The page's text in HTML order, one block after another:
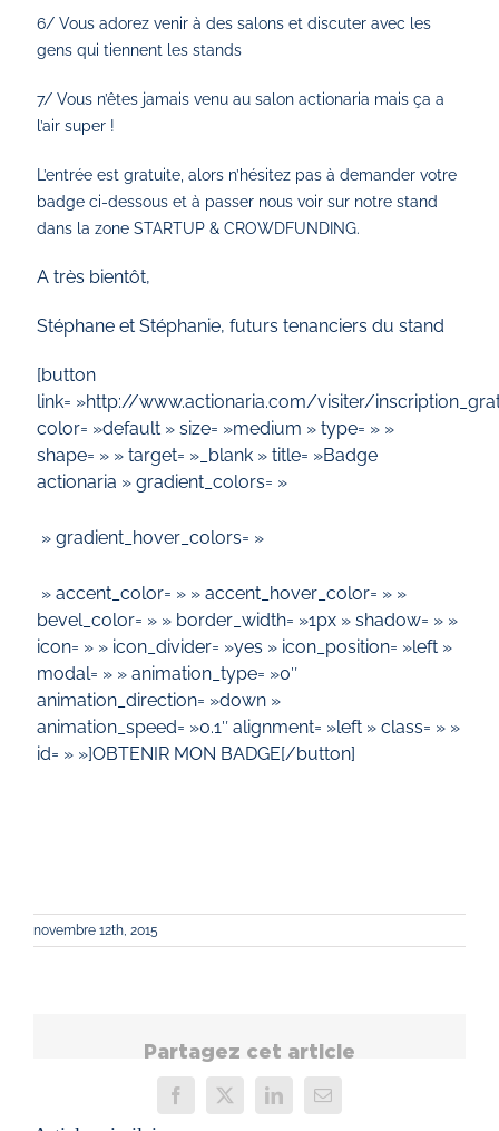
6/ Vous adorez venir à des salons et discuter avec les
gens qui tiennent les stands
7/ Vous n’êtes jamais venu au salon actionaria mais ça a
l’air super !
L’entrée est gratuite, alors n’hésitez pas à demander votre
badge ci-dessous et à passer nous voir sur notre stand
dans la zone STARTUP & CROWDFUNDING.
A très bientôt,
Stéphane et Stéphanie, futurs tenanciers du stand
[button
link= »http://www.actionaria.com/visiter/
color= »default » size= »medium » type= » »
shape= » » target= »_blank » title= »Badge
actionaria » gradient_colors= »
» gradient_hover_colors= »
» accent_color= » » accent_hover_color= » »
bevel_color= » » border_width= »1px » shadow= » »
icon= » » icon_divider= »yes » icon_position= »left »
modal= » » animation_type= »0″
animation_direction= »down »
animation_speed= »0.1″ alignment= »left » class= » »
id= » »]OBTENIR MON BADGE[/button]
novembre 12th, 2015
Partagez cet article
Facebook
X LinkedInEmail